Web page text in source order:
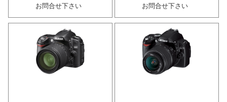
お問合せ下さい
お問合せ下さい